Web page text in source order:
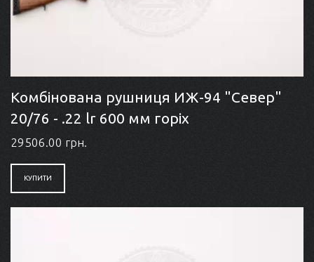
Комбінована рушниця ИЖ-94 "Север"
20/76 - .22 lr 600 мм горіх
29506.00 грн.
КУПИТИ